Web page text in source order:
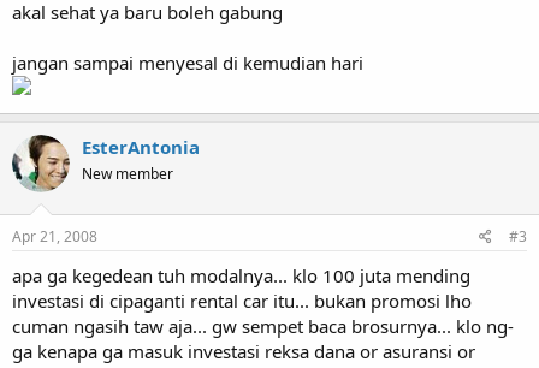
akal sehat ya baru boleh gabung
jangan sampai menyesal di kemudian hari
EsterAntonia
New member
Apr 21, 2008 #3
apa ga kegedean tuh modalnya... klo 100 juta mending
investasi di cipaganti rental car itu... bukan promosi lho
cuman ngasih taw aja... gw sempet baca brosurnya... klo ng-
ga kenapa ga masuk investasi reksa dana or asuransi or